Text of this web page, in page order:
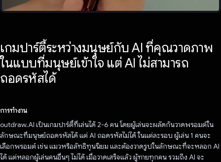
เกมปาร์ตี้ระหว่างมนุษย์กับ AI ที่คุณวาดภาพ
ในแบบที่มนุษย์เข้าใจ แต่ AI ไม่สามารถ
ถอดรหัสได้
การทำงาน
outdraw.AI เป็นเกมปาร์ตี้ที่เล่นได้ 2-6 คน โดยผู้เล่นจะผลัดกันวาดพรอมต์ใน
ลักษณะที่มนุษย์ถอดรหัสได้ แต่ AI ถอดรหัสไม่ได้ ในแต่ละรอบ ผู้เล่น 1 คนจะ
เลือกพรอมต์ เช่น แมวหรือลัทธิทุนนิยม และต้องวาดรูปในลักษณะที่จะหลอก AI
ได้ แต่หลอกผู้เล่นคนอื่นๆ ไม่ได้ เมื่อวาดเสร็จแล้ว ผู้ทายทุกคน รวมถึง AI จะ